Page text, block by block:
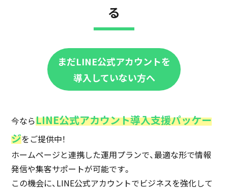
る
まだLINE公式アカウントを
導入していない方へ
今ならLINE公式アカウント導入支援パッケー
ジをご提供中！
ホームページと連携した運用プランで、最適な形で情報
発信や集客サポートが可能です。
この機会に、LINE公式アカウントでビジネスを強化して